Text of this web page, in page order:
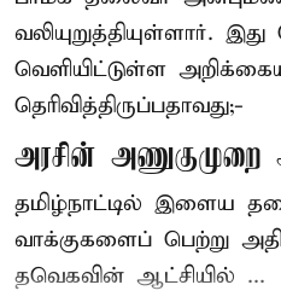
வலியுறுத்தியுள்ளார்.
வெளியிட்டுள்ள
தெரிவித்திருப்பதாவது;-
அரசின் அணுகுமுறை
தமிழ்நாட்டில் இளைய
வாக்குகளைப் பெற்று
தவெகவின் ஆட்சியில் ...